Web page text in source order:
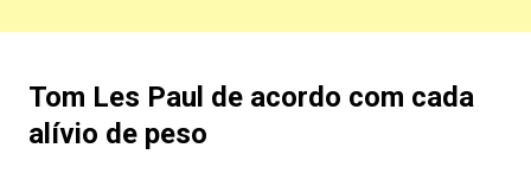
Tom Les Paul de acordo com cada
alívio de peso